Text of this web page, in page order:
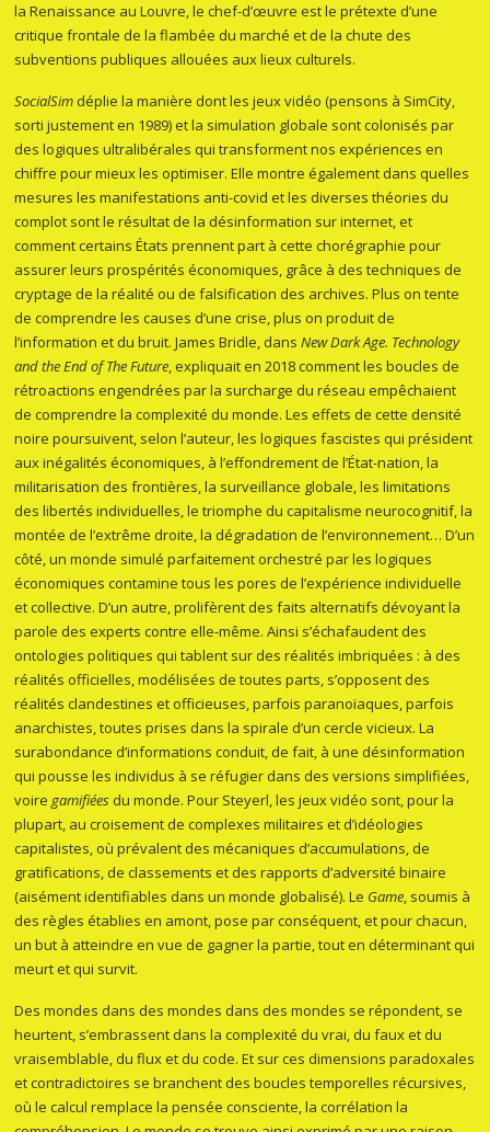
la Renaissance au Louvre, le chef-d’œuvre est le prétexte d’une
critique frontale de la flambée du marché et de la chute des
subventions publiques allouées aux lieux culturels.
SocialSim déplie la manière dont les jeux vidéo (pensons à SimCity,
sorti justement en 1989) et la simulation globale sont colonisés par
des logiques ultralibérales qui transforment nos expériences en
chiffre pour mieux les optimiser. Elle montre également dans quelles
mesures les manifestations anti-covid et les diverses théories du
complot sont le résultat de la désinformation sur internet, et
comment certains États prennent part à cette chorégraphie pour
assurer leurs prospérités économiques, grâce à des techniques de
cryptage de la réalité ou de falsification des archives. Plus on tente
de comprendre les causes d’une crise, plus on produit de
l’information et du bruit. James Bridle, dansNew Dark Age. Technology
and the End of The Future, expliquait en 2018 comment les boucles de
rétroactions engendrées par la surcharge du réseau empêchaient
de comprendre la complexité du monde. Les effets de cette densité
noire poursuivent, selon l’auteur, les logiques fascistes qui président
aux inégalités économiques, à l’effondrement de l’État-nation, la
militarisation des frontières, la surveillance globale, les limitations
des libertés individuelles, le triomphe du capitalisme neurocognitif, la
montée de l’extrême droite, la dégradation de l’environnement… D’un
côté, un monde simulé parfaitement orchestré par les logiques
économiques contamine tous les pores de l’expérience individuelle
et collective. D’un autre, prolifèrent des faits alternatifs dévoyant la
parole des experts contre elle-même. Ainsi s’échafaudent des
ontologies politiques qui tablent sur des réalités imbriquées : à des
réalités officielles, modélisées de toutes parts, s’opposent des
réalités clandestines et officieuses, parfois paranoïaques, parfois
anarchistes, toutes prises dans la spirale d’un cercle vicieux. La
surabondance d’informations conduit, de fait, à une désinformation
qui pousse les individus à se réfugier dans des versions simplifiées,
voiregamifiées du monde. Pour Steyerl, les jeux vidéo sont, pour la
plupart, au croisement de complexes militaires et d’idéologies
capitalistes, où prévalent des mécaniques d’accumulations, de
gratifications, de classements et des rapports d’adversité binaire
(aisément identifiables dans un monde globalisé). Le Game, soumis à
des règles établies en amont, pose par conséquent, et pour chacun,
un but à atteindre en vue de gagner la partie, tout en déterminant qui
meurt et qui survit.
Des mondes dans des mondes dans des mondes se répondent, se
heurtent, s’embrassent dans la complexité du vrai, du faux et du
vraisemblable, du flux et du code. Et sur ces dimensions paradoxales
et contradictoires se branchent des boucles temporelles récursives,
où le calcul remplace la pensée consciente, la corrélation la